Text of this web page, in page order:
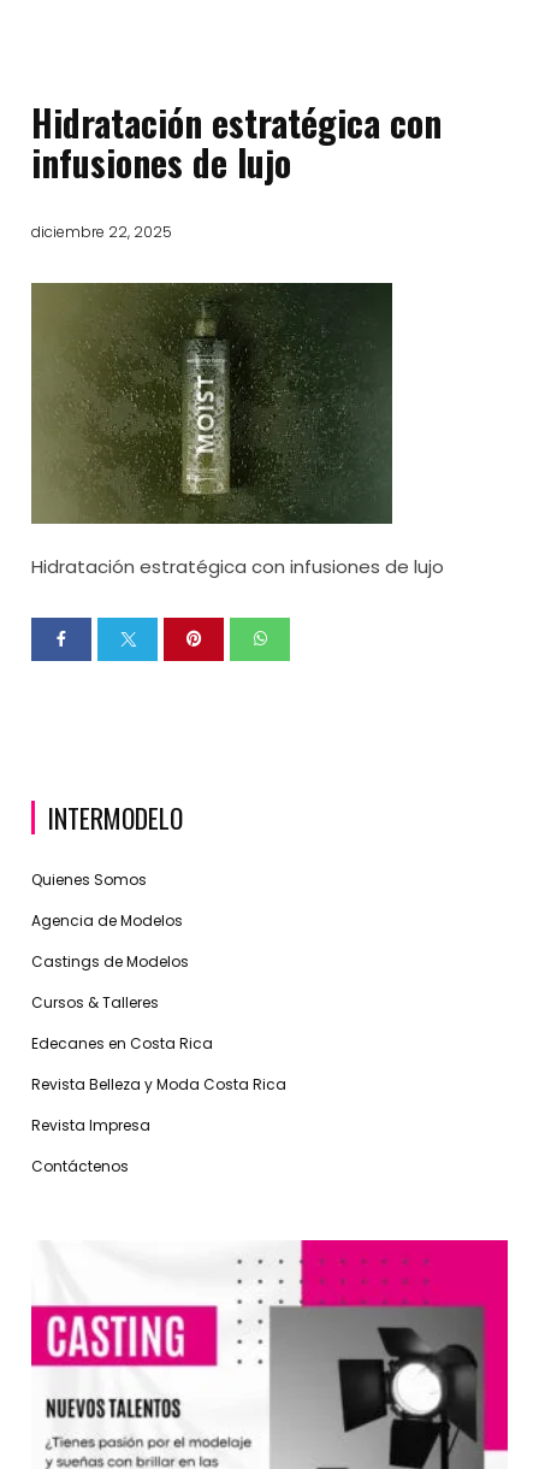
Hidratación estratégica con
infusiones de lujo
diciembre 22, 2025
Hidratación estratégica con infusiones de lujo
INTERMODELO
Quienes Somos
Agencia de Modelos
Castings de Modelos
Cursos & Talleres
Edecanes en Costa Rica
Revista Belleza y Moda Costa Rica
Revista Impresa
Contáctenos